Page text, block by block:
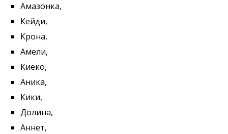
Амазонка,
Кейди,
Крона,
Амели,
Киеко,
Аника,
Кики,
Долина,
Аннет,